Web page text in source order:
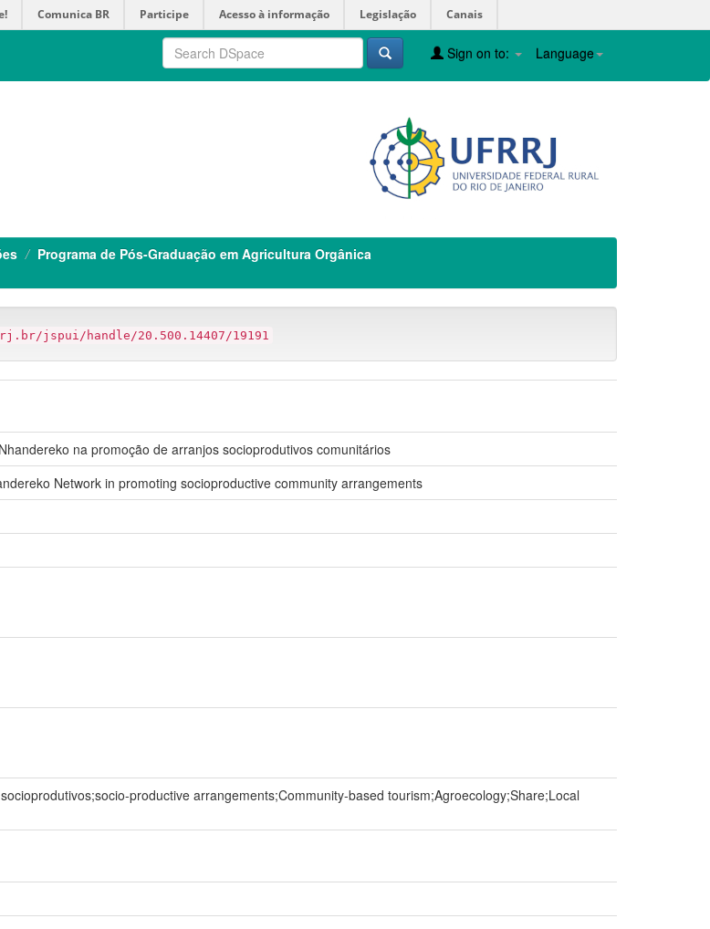
Comunica BR Participe Acesso à informação Legislação Canais
Language
Sign on to:
Programa de Pós-Graduação em Agricultura Orgânica
jspui/handle/20.500.14407/19191
na promoção de arranjos socioprodutivos comunitários
Network in promoting socioproductive community arrangements
productive arrangements;Community-based tourism;Agroecology;Share;Local